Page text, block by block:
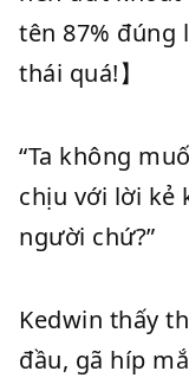
tên 87% đúng
thái quá!】
“Ta không
chịu với lời kẻ
người chứ?”
Kedwin thấy
đầu, gã híp